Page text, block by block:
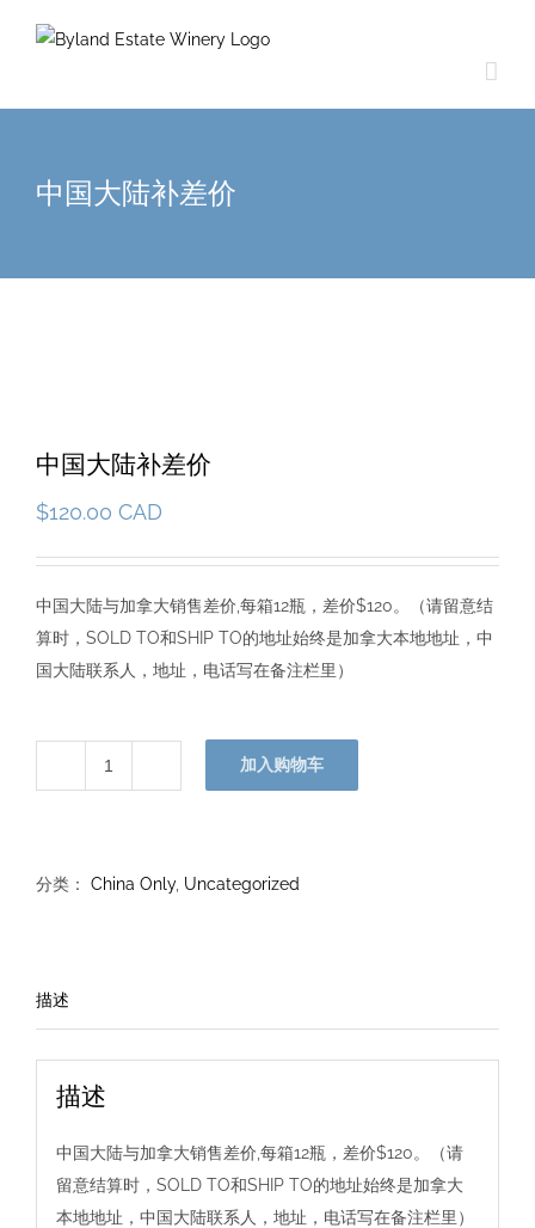
中国大陆补差价
中国大陆补差价
$120.00 CAD
中国大陆与加拿大销售差价,每箱12瓶，差价$120。（请留意结
算时，SOLD TO和SHIP TO的地址始终是加拿大本地地址，中
国大陆联系人，地址，电话写在备注栏里）
陆
加入购物车
分类： China Only, Uncategorized
描述
描述
中国大陆与加拿大销售差价,每箱12瓶，差价$120。（请
留意结算时，SOLD TO和SHIP TO的地址始终是加拿大
本地地址，中国大陆联系人，地址，电话写在备注栏里）